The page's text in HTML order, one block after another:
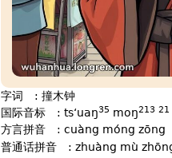
字词 : 撞木钟
国际音标
: tsʻuaŋ35 moŋ213 21
方言拼音
: cuàng móng zōng
普通话拼音
: zhuàng mù